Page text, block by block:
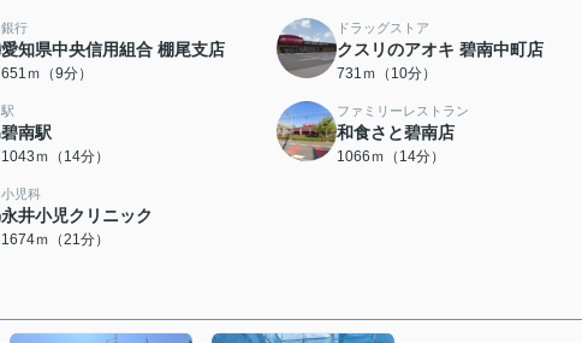
銀行
愛知県中央信用組合 棚尾支店
651ｍ（9分）
ドラッグストア
クスリのアオキ 碧南中町店
731ｍ（10分）
駅
碧南駅
1043ｍ（14分）
ファミリーレストラン
和食さと碧南店
1066ｍ（14分）
小児科
永井小児クリニック
1674ｍ（21分）